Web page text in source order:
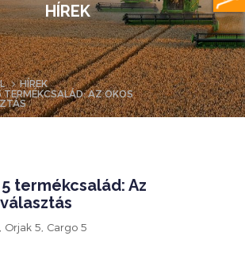
HÍREK
HÍREK
TERMÉKCSALÁD: AZ OKOS
termékcsalád: Az
Orjak 5, Cargo 5